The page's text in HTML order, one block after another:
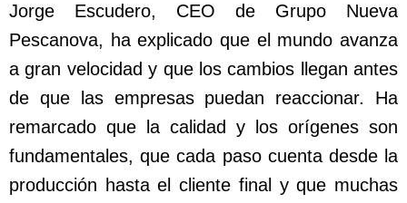
Jorge Escudero, CEO de Grupo Nueva
Pescanova, ha explicado que el mundo avanza
a gran velocidad y que los cambios llegan antes
de que las empresas puedan reaccionar. Ha
remarcado que la calidad y los orígenes son
fundamentales, que cada paso cuenta desde la
producción hasta el cliente final y que muchas